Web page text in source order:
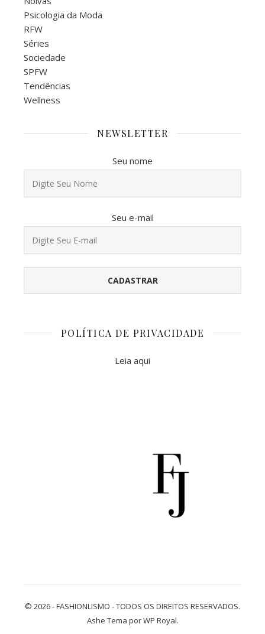
Psicologia da Moda
RFW
Séries
Sociedade
SPFW
Tendências
Wellness
NEWSLETTER
Seu nome
Seu e-mail
POLÍTICA DE PRIVACIDADE
Leia aqui
© 2026 - FASHIONLISMO - TODOS OS DIREITOS RESERVADOS.
Ashe Tema porWP Royal.